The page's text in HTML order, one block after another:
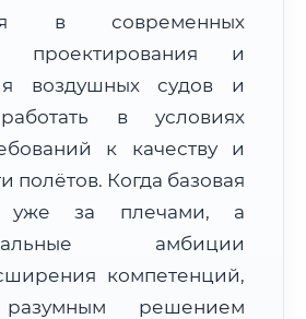
/ Почтой:4–6 рабочих дней
ФИС ФРДО
в современных
проектирования и
воздушных судов и
в условиях
к качеству и
полётов. Когда базовая
уже за плечами, а
амбиции
компетенций,
решением